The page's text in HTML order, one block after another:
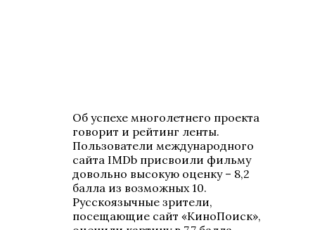
Об успехе многолетнего проекта
говорит и рейтинг ленты.
Пользователи международного
сайта IMDb присвоили фильму
довольно высокую оценку – 8,2
балла из возможных 10.
Русскоязычные зрители,
посещающие сайт «КиноПоиск»,